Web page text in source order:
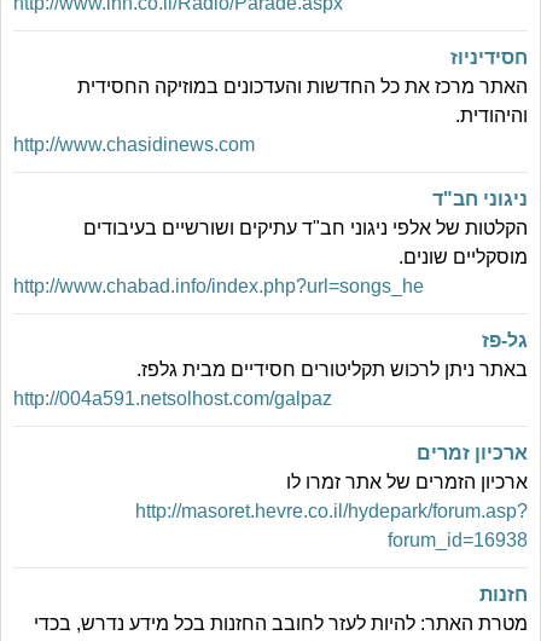
חסידיניוז
האתר מרכז את כל החדשות והעדכונים במוזיקה החסידית
והיהודית.
http://www.chasidinews.com
ניגוני חב"ד
הקלטות של אלפי ניגוני חב"ד עתיקים ושורשיים בעיבודים
מוסקליים שונים.
http://www.chabad.info/index.php?url=songs_he
גל-פז
באתר ניתן לרכוש תקליטורים חסידיים מבית גלפז.
http://004a591.netsolhost.com/galpaz
ארכיון זמרים
ארכיון הזמרים של אתר זמרו לו
http://masoret.hevre.co.il/hydepark/forum.asp?
forum_id=16938
חזנות
מטרת האתר: להיות לעזר לחובב החזנות בכל מידע נדרש, בכדי